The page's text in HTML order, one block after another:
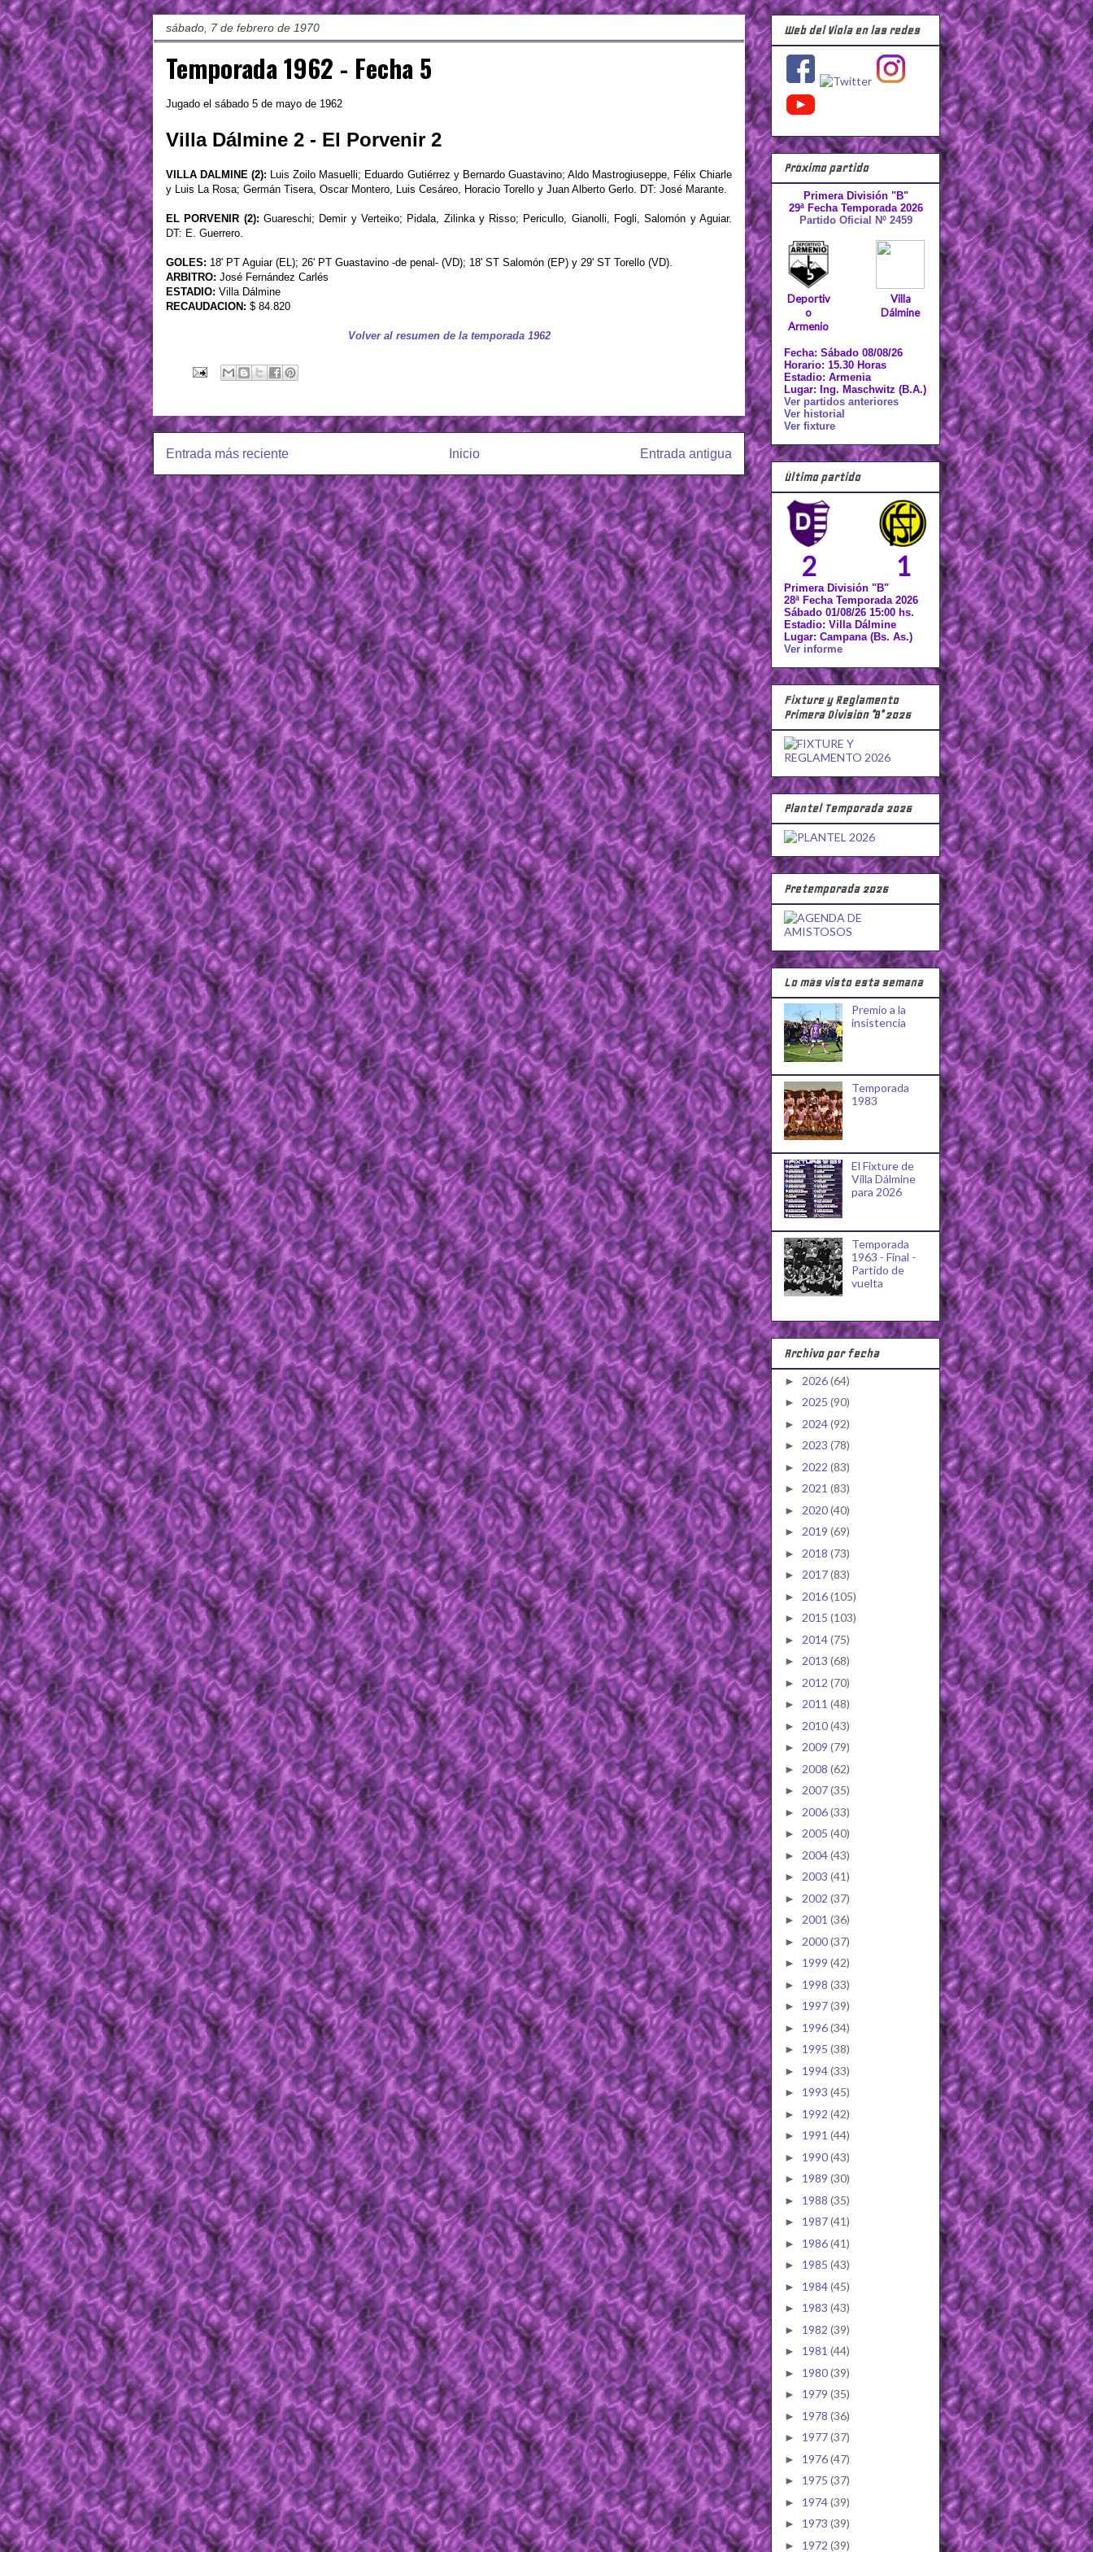
sábado, 7 de febrero de 1970
Temporada 1962 - Fecha 5
Jugado el sábado 5 de mayo de 1962
Villa Dálmine 2 - El Porvenir 2
VILLA DALMINE (2): Luis Zoilo Masuelli; Eduardo Gutiérrez y Bernardo Guastavino; Aldo Mastrogiuseppe, Félix Chiarle
y Luis La Rosa; Germán Tisera, Oscar Montero, Luis Cesáreo, Horacio Torello y Juan Alberto Gerlo. DT: José Marante.
EL PORVENIR (2): Guareschi; Demir y Verteiko; Pidala, Zilinka y Risso; Pericullo, Gianolli, Fogli, Salomón y Aguiar.
DT: E. Guerrero.
GOLES: 18' PT Aguiar (EL); 26' PT Guastavino -de penal- (VD); 18' ST Salomón (EP) y 29' ST Torello (VD).
ARBITRO: José Fernández Carlés
ESTADIO: Villa Dálmine
RECAUDACION: $ 84.820
Volver al resumen de la temporada 1962
Entrada más reciente Entrada antigua
Inicio
Web del Viola en las redes
Próximo partido
Primera División "B"
29ª Fecha Temporada 2026
Partido Oficial Nº 2459
Deportiv
o
Armenio
Villa
Dálmine
Fecha: Sábado 08/08/26
Horario: 15.30 Horas
Estadio: Armenia
Lugar: Ing. Maschwitz (B.A.)
Ver partidos anteriores
Ver historial
Ver fixture
Último partido
2 1
Primera División "B"
28ª Fecha Temporada 2026
Sábado 01/08/26 15:00 hs.
Estadio: Villa Dálmine
Lugar: Campana (Bs. As.)
Ver informe
Fixture y Reglamento
Primera División "B" 2026
Plantel Temporada 2026
Pretemporada 2026
Lo más visto esta semana
Premio a la
insistencia
Temporada
1983
El Fixture de
Villa Dálmine
para 2026
Temporada
1963 - Final -
Partido de
vuelta
Archivo por fecha
► 2026(64)
► 2025 (90)
► 2024(92)
► 2023 (78)
► 2022 (83)
► 2021 (83)
► 2020(40)
► 2019 (69)
► 2018 (73)
► 2017(83)
► 2016(105)
► 2015 (103)
► 2014(75)
► 2013 (68)
► 2012 (70)
► 2011 (48)
► 2010(43)
► 2009 (79)
► 2008 (62)
► 2007(35)
► 2006(33)
► 2005 (40)
► 2004(43)
► 2003 (41)
► 2002 (37)
► 2001 (36)
► 2000(37)
► 1999 (42)
► 1998 (33)
► 1997(39)
► 1996(34)
► 1995 (38)
► 1994(33)
► 1993 (45)
► 1992 (42)
► 1991 (44)
► 1990(43)
► 1989 (30)
► 1988 (35)
► 1987(41)
► 1986(41)
► 1985 (43)
► 1984(45)
► 1983 (43)
► 1982 (39)
► 1981 (44)
► 1980(39)
► 1979 (35)
► 1978 (36)
► 1977(37)
► 1976(47)
► 1975 (37)
► 1974(39)
► 1973 (39)
► 1972 (39)